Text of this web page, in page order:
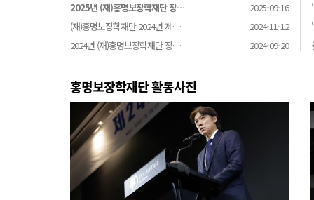
2025년 (재)홍명보장학재단 장…
2025-09-16
(재)홍명보장학재단 2024년 제…
2024-11-12
2024년 (재)홍명보장학재단 장…
2024-09-20
홍명보장학재단 활동사진